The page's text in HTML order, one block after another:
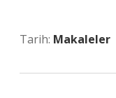
Tarih: Makaleler